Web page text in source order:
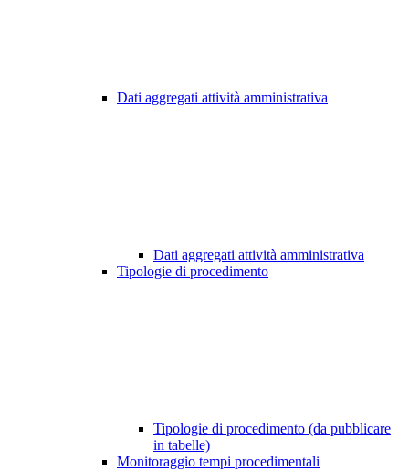
Dati aggregati attività amministrativa
Dati aggregati attività amministrativa
Tipologie di procedimento
Tipologie di procedimento (da pubblicare
in tabelle)
Monitoraggio tempi procedimentali